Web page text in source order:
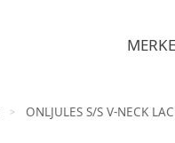
> ONLJULES S/S V-NECK